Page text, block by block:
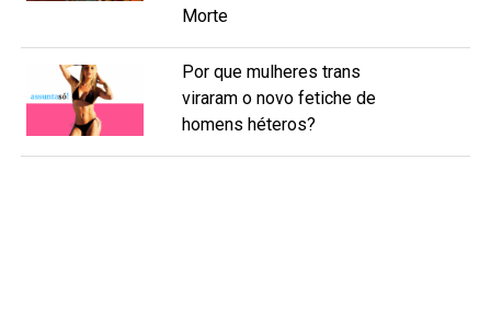
Morte
Por que mulheres trans
viraram o novo fetiche de
homens héteros?